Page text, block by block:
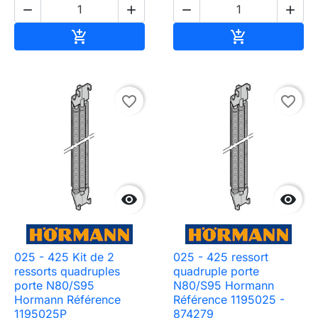
 

 


favorite_border
025 - 425 Kit de 2
ressorts quadruples
porte N80/S95
Hormann Référence
1195025P

favorite_border
025 - 425 ressort
quadruple porte
N80/S95 Hormann
Référence 1195025 -
874279